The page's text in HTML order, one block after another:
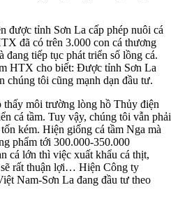
tỉnh Sơn La cấp phép nuôi cá
đã có trên 3.000 con cá thương
tiếp tục phát triển số lồng cá.
HTX cho biết: Được tỉnh Sơn La
chúng tôi cũng mạnh dạn đầu tư.
môi trường lòng hồ Thủy điện
cá tầm. Tuy vậy, chúng tôi vẫn phải
kém. Hiện giống cá tầm Nga mà
phẩm tới 300.000-350.000
cá lớn thì việc xuất khẩu cá thịt,
rất thuận lợi… Hiện Công ty
Nam-Sơn La đang đầu tư theo